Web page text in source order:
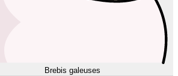
Brebis galeuses